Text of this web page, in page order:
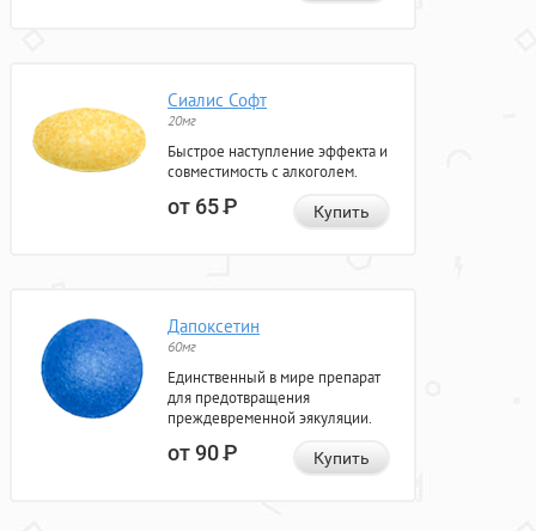
Сиалис Софт
20мг
Быстрое наступление эффекта и
совместимость с алкоголем.
от 65Р Купить
Дапоксетин
60мг
Единственный в мире препарат
для предотвращения
преждевременной эякуляции.
от 90Р Купить